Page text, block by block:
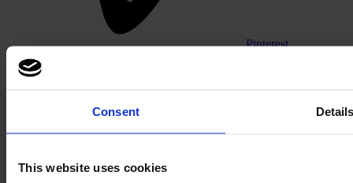
Consent
This website uses cookies
Pinterest